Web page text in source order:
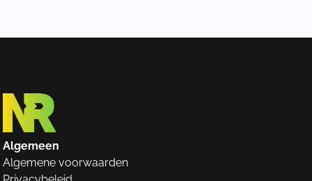
Algemeen
Algemene voorwaarden